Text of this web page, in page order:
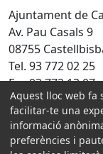
Ajuntament de
Av. Pau Casals 9
08755
Tel. 93 772 02 25
Fax 93 772 13 07
Amb la
Aquest lloc web fa
facilitar-te una
informació
preferències i